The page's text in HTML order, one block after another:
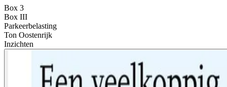
Box 3
Box III
Parkeerbelasting
Ton Oostenrijk
Inzichten